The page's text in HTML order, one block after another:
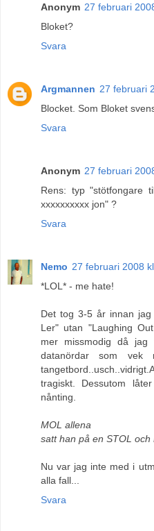
Anonym 27 februari
Bloket?
Svara
Argmannen 27 februari
Blocket. Som Bloket
Svara
Anonym 27 februari
Rens: typ "stötfongare
xxxxxxxxxx jon" ?
Svara
Nemo 27 februari 2008
*LOL* - me hate!
Det tog 3-5 år innan
Ler" utan "Laughing
mer missmodig då jag
datanördar som vek
tragiskt. Dessutom
nånting.
MOL allena
satt han på en STOL och
Nu var jag inte med i
alla fall...
Svara